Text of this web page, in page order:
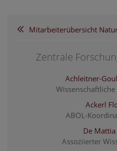
Mitarbeiterübersicht
Zentrale
Achleitner-
Ackerl
ABOL-
De
Assoziierter